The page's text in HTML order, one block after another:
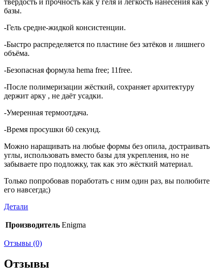
базы.
-Гель средне-жидкой консистенции.
-Быстро распределяется по пластине без затёков и лишнего
объёма.
-Безопасная формула hema free; 11free.
-После полимеризации жёсткий, сохраняет архитектуру
держит арку , не даёт усадки.
-Умеренная термоотдача.
-Время просушки 60 секунд.
Можно наращивать на любые формы без опила, достраивать
углы, использовать вместо базы для укрепления, но не
забываете про подложку, так как это жёсткий материал.
Только попробовав поработать с ним один раз, вы полюбите
его навсегда;)
Детали
Производитель Enigma
Отзывы (0)
Отзывы